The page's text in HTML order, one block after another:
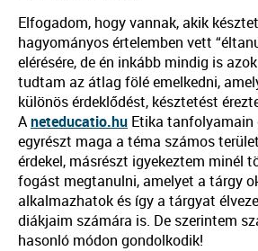
Elfogadom, hogy vannak, akik
hagyományos értelemben vett
elérésére, de én inkább mindig is
tudtam az átlag fölé emelkedni,
különös érdeklődést, késztetést
Aneteducatio.hu Etika
egyrészt maga a téma számos
érdekel, másrészt igyekeztem minél
fogást megtanulni, amelyet a tárgy
alkalmazhatok és így a tárgyat
diákjaim számára is. De szerintem
hasonló módon gondolkodik!